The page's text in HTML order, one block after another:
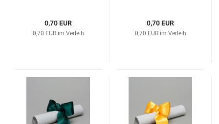
0,70 EUR
0,70 EUR im Verleih
0,70 EUR
0,70 EUR im Verleih